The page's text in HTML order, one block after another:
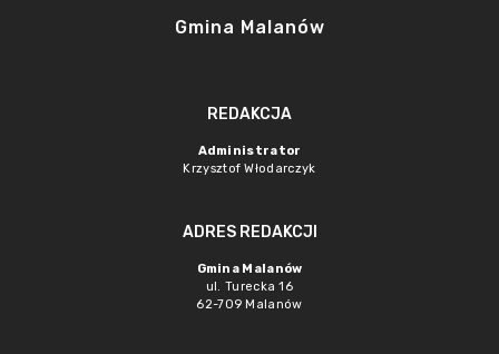
Gmina Malanów
REDAKCJA
Administrator
Krzysztof Włodarczyk
ADRES REDAKCJI
Gmina Malanów
ul. Turecka 16
62-709 Malanów